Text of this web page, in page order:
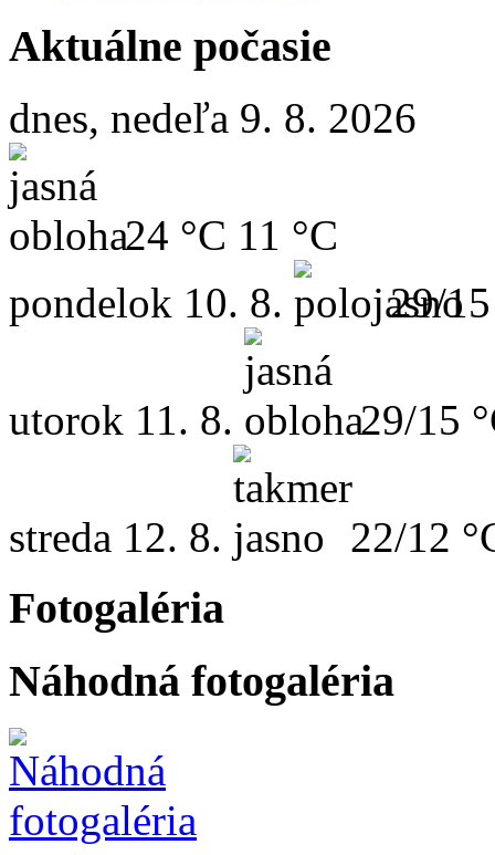
Aktuálne počasie
dnes, nedeľa 9. 8. 2026
24 °C 11 °C
pondelok 10. 8. 29/
utorok 11. 8. 29/15
streda 12. 8. 22/12
Fotogaléria
Náhodná fotogaléria